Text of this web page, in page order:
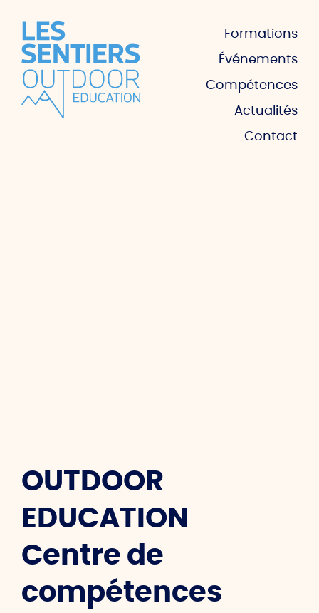
Formations
Événements
Compétences
Actualités
Contact
OUTDOOR
EDUCATION
Centre de
compétences